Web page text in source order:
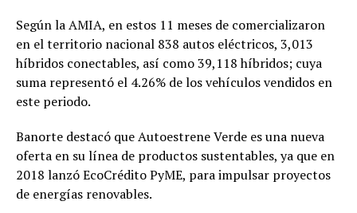
Según la AMIA, en estos 11 meses de comercializaron
en el territorio nacional 838 autos eléctricos, 3,013
híbridos conectables, así como 39,118 híbridos; cuya
suma representó el 4.26% de los vehículos vendidos en
este periodo.
Banorte destacó que Autoestrene Verde es una nueva
oferta en su línea de productos sustentables, ya que en
2018 lanzó EcoCrédito PyME, para impulsar proyectos
de energías renovables.